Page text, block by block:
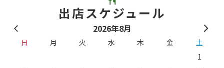
出店スケジュール
2026年8月
日 月 火 水 木 金
土
1